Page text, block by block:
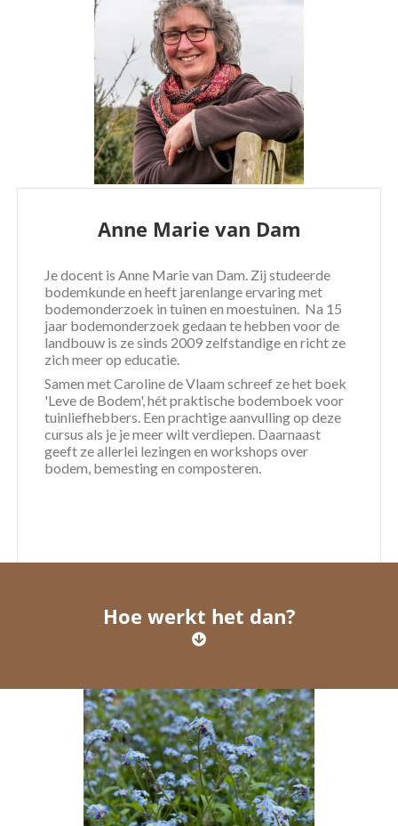
Anne Marie van Dam
Je docent is Anne Marie van Dam. Zij studeerde
bodemkunde en heeft jarenlange ervaring met
bodemonderzoek in tuinen en moestuinen. Na 15
jaar bodemonderzoek gedaan te hebben voor de
landbouw is ze sinds 2009 zelfstandige en richt ze
zich meer op educatie.
Samen met Caroline de Vlaam schreef ze het boek
'Leve de Bodem', hét praktische bodemboek voor
tuinliefhebbers. Een prachtige aanvulling op deze
cursus als je je meer wilt verdiepen. Daarnaast
geeft ze allerlei lezingen en workshops over
bodem, bemesting en composteren.
Hoe werkt het dan?